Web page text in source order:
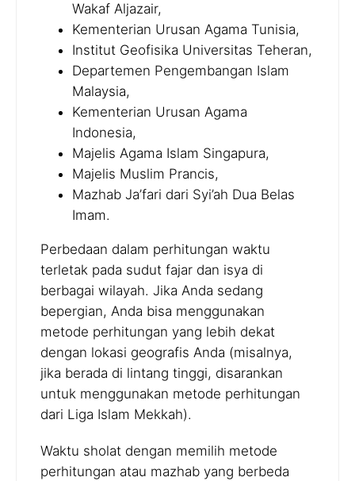
Wakaf Aljazair,
Kementerian Urusan Agama Tunisia,
Institut Geofisika Universitas Teheran,
Departemen Pengembangan Islam
Malaysia,
Kementerian Urusan Agama
Indonesia,
Majelis Agama Islam Singapura,
Majelis Muslim Prancis,
Mazhab Ja’fari dari Syi’ah Dua Belas
Imam.
Perbedaan dalam perhitungan waktu
terletak pada sudut fajar dan isya di
berbagai wilayah. Jika Anda sedang
bepergian, Anda bisa menggunakan
metode perhitungan yang lebih dekat
dengan lokasi geografis Anda (misalnya,
jika berada di lintang tinggi, disarankan
untuk menggunakan metode perhitungan
dari Liga Islam Mekkah).
Waktu sholat dengan memilih metode
perhitungan atau mazhab yang berbeda